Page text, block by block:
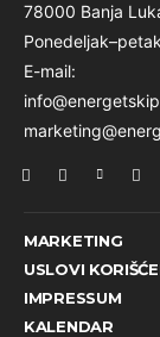
78000 Banja
E-mail:
MARKETING
USLOVI
IMPRESSUM
KALENDAR